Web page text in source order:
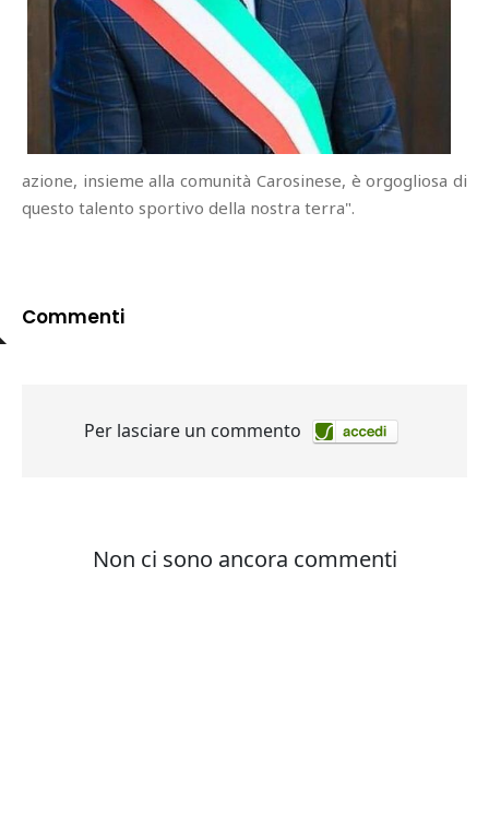
azione, insieme alla comunità Carosinese, è orgogliosa di
questo talento sportivo della nostra terra".
Commenti